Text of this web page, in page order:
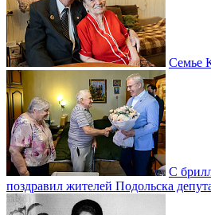
Семье
С
поздравил жителей Подольска